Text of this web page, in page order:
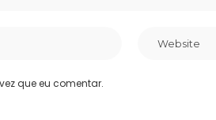
que eu comentar.